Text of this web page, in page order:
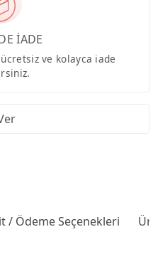
İADE
ve kolayca iade
/ Ödeme Seçenekleri